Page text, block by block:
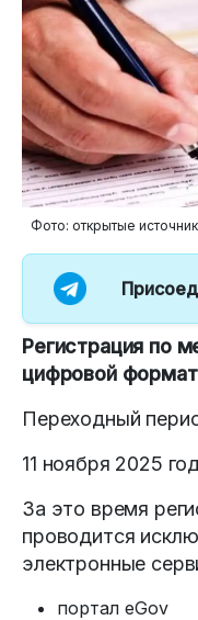
Фото: открытые
Регистрация по
цифровой формат
Переходный
11 ноября 2025
За это время
проводится
электронные
портал eGov